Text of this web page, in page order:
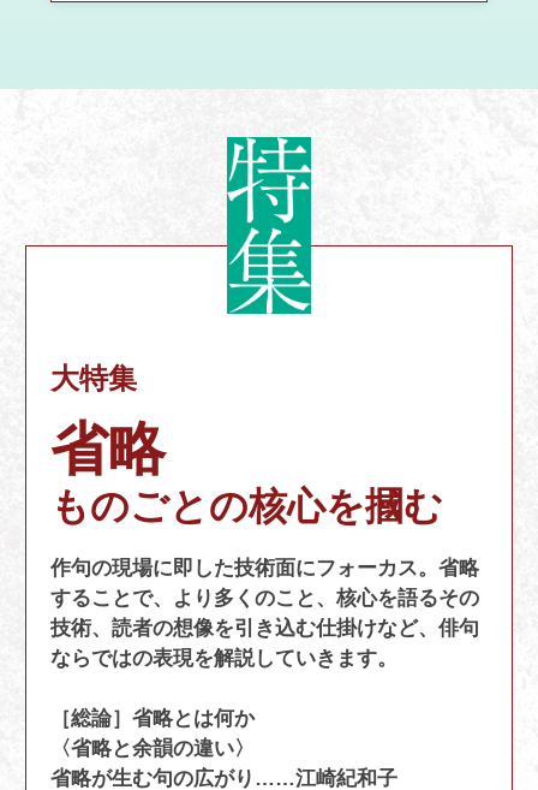
大特集
省略
ものごとの核心を摑む
作句の現場に即した技術面にフォーカス。省略
することで、より多くのこと、核心を語るその
技術、読者の想像を引き込む仕掛けなど、俳句
ならではの表現を解説していきます。
［総論］省略とは何か
〈省略と余韻の違い〉
省略が生む句の広がり……江崎紀和子